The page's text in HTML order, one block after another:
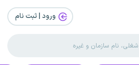
ورود | ثبت‌ نام